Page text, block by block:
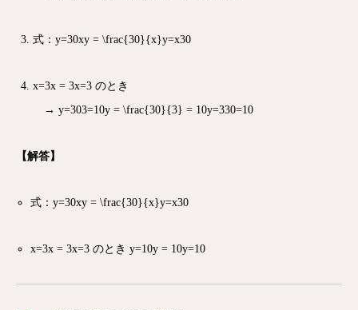
式： y=30xy = \frac{30}{x}y=x30
x=3x = 3x=3 のとき
→ y=303=10y = \frac{30}{3} = 10y=330=10
【解答】
式：y=30xy = \frac{30}{x}y=x30
x=3x = 3x=3 のときy=10y = 10y=10